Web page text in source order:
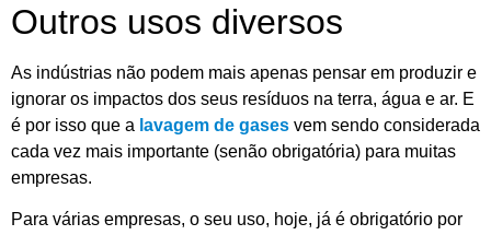
Outros usos diversos
As indústrias não podem mais apenas pensar em produzir e
ignorar os impactos dos seus resíduos na terra, água e ar. E
é por isso que a lavagem de gases vem sendo considerada
cada vez mais importante (senão obrigatória) para muitas
empresas.
Para várias empresas, o seu uso, hoje, já é obrigatório por